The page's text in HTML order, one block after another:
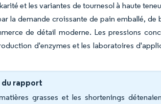
et les variantes de tournesol à haute
la demande croissante de pain emballé,
de détail moderne. Les pressions
d'enzymes et les laboratoires
rapport
grasses et les shortenings